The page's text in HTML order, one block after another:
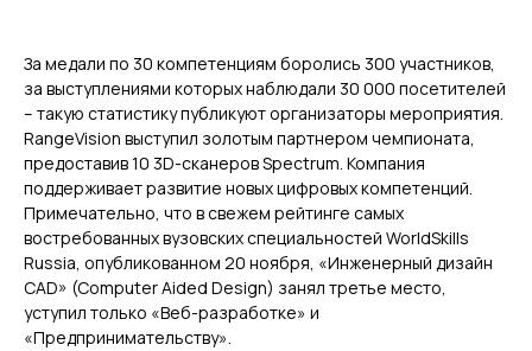
За медали по 30 компетенциям боролись 300 участников,
за выступлениями которых наблюдали 30 000 посетителей
– такую статистику публикуют организаторы мероприятия.
RangeVision выступил золотым партнером чемпионата,
предоставив 10 3D-сканеров Spectrum. Компания
поддерживает развитие новых цифровых компетенций.
Примечательно, что в свежем рейтинге самых
востребованных вузовских специальностей WorldSkills
Russia, опубликованном 20 ноября, «Инженерный дизайн
CAD» (Computer Aided Design) занял третье место,
уступил только «Веб-разработке» и
«Предпринимательству».